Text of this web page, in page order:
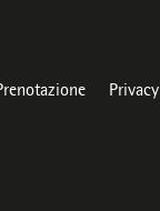
Privacy